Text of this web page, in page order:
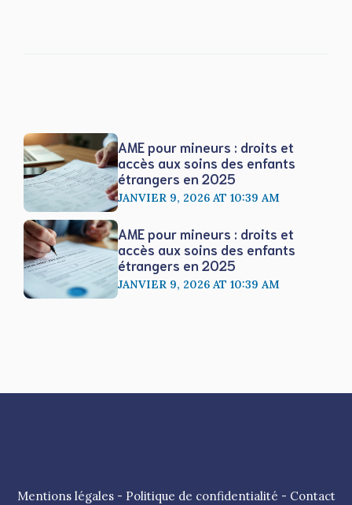
AME pour mineurs : droits et
accès aux soins des enfants
étrangers en 2025
JANVIER 9, 2026 AT 10:39 AM
AME pour mineurs : droits et
accès aux soins des enfants
étrangers en 2025
JANVIER 9, 2026 AT 10:39 AM
Mentions légales- Politique de confidentialité - Contact